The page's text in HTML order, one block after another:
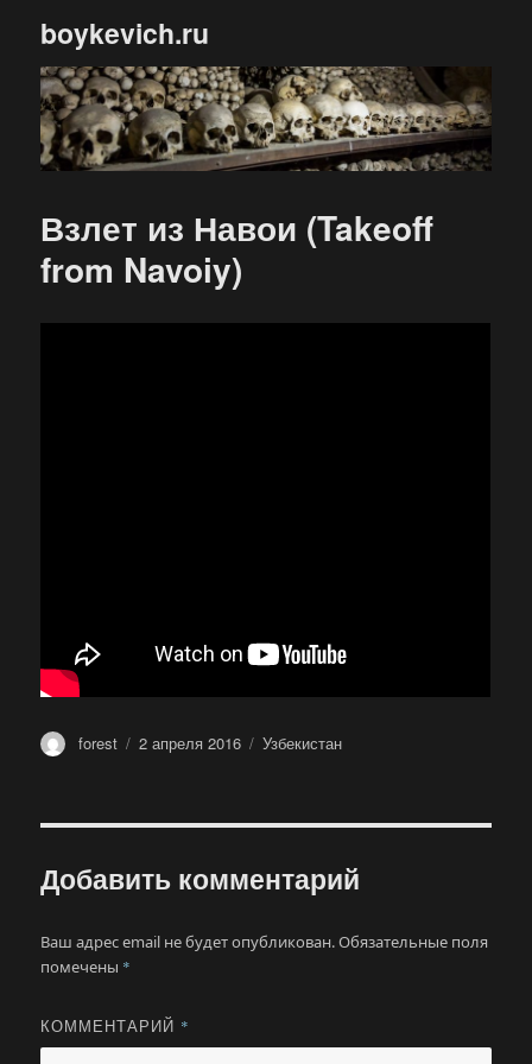
boykevich.ru
Взлет из Навои (Takeoff
from Navoiy)
Автор
forest Опубликовано
2 апреля 2016 Метки
Узбекистан
Добавить комментарий
Ваш адрес email не будет опубликован.Обязательные поля
помечены *
КОММЕНТАРИЙ *